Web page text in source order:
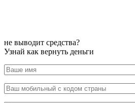
не выводит средства?
Узнай как вернуть деньги